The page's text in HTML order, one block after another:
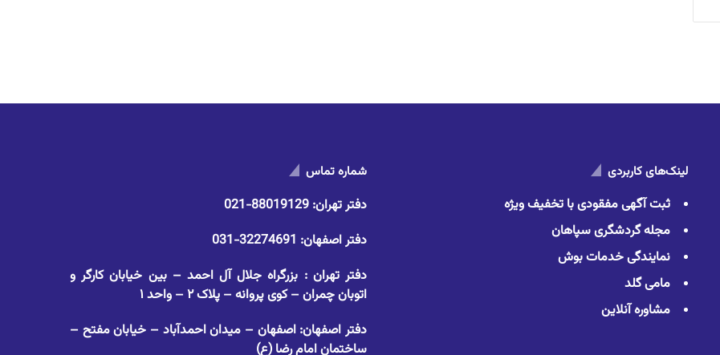
لینک‌های کاربردی
ثبت آگهی مفقودی با تخفیف ویژه
مجله گردشگری سپاهان
نمایندگی خدمات بوش
مامی گلد
مشاوره آنلاین
شماره تماس
دفتر تهران: 88019129-021
دفتر اصفهان: 32274691-031
دفتر تهران : بزرگراه جلال آل احمد – بین خیابان کارگر و
اتوبان چمران – کوی پروانه – پلاک ۲ – واحد ۱
دفتر اصفهان: اصفهان – میدان احمدآباد – خیابان مفتح –
ساختمان امام رضا (ع)